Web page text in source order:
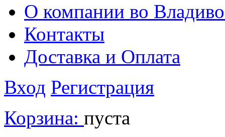
О компании во
Контакты
Доставка и Оплата
Вход Регистрация
Корзина: пуста